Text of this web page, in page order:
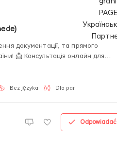
документації, та прямого
для
Bez języka Dla par
Odpowiadać